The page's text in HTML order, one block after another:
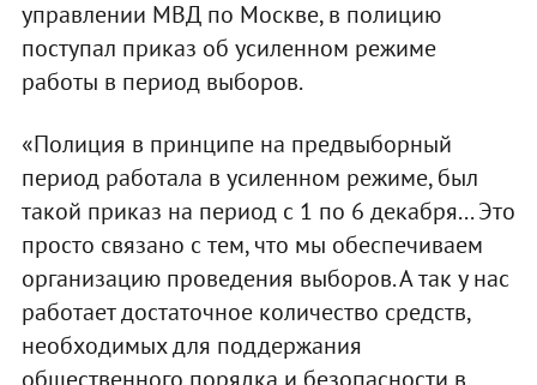
управлении МВД по Москве, в полицию
поступал приказ об усиленном режиме
работы в период выборов.
«Полиция в принципе на предвыборный
период работала в усиленном режиме, был
такой приказ на период с 1 по 6 декабря... Это
просто связано с тем, что мы обеспечиваем
организацию проведения выборов. А так у нас
работает достаточное количество средств,
необходимых для поддержания